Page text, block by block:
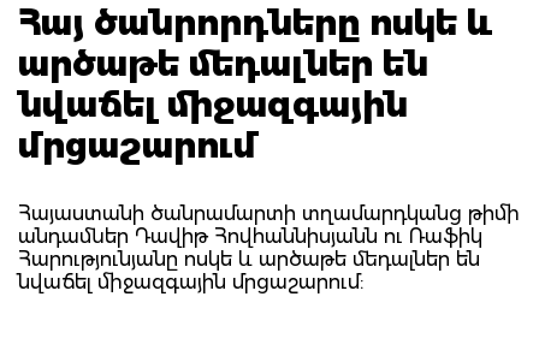
Հայ ծանրորդները ոսկե և
արծաթե մեդալներ են
նվաճել միջազգային
մրցաշարում
Հայաստանի ծանրամարտի տղամարդկանց թիմի
անդամներ Դավիթ Հովհաննիսյանն ու Ռաֆիկ
Հարությունյանը ոսկե և արծաթե մեդալներ են
նվաճել միջազգային մրցաշարում: